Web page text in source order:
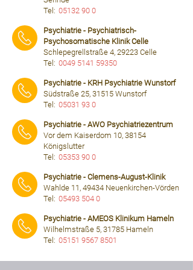
Tel: 05132 90 0
Psychiatrie - Psychiatrisch-
Psychosomatische Klinik Celle
Schlepegrellstraße 4, 29223 Celle
Tel: 0049 5141 59350
Psychiatrie - KRH Psychiatrie Wunstorf
Südstraße 25, 31515 Wunstorf
Tel: 05031 93 0
Psychiatrie - AWO Psychiatriezentrum
Vor dem Kaiserdom 10, 38154
Königslutter
Tel: 05353 90 0
Psychiatrie - Clemens-August-Klinik
Wahlde 11, 49434 Neuenkirchen-Vörden
Tel: 05493 504 0
Psychiatrie - AMEOS Klinikum Hameln
Wilhelmstraße 5, 31785 Hameln
Tel: 05151 9567 8501